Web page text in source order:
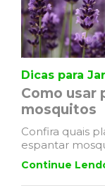
Dicas para
Como usar
mosquitos
Confira quais
espantar
Continue